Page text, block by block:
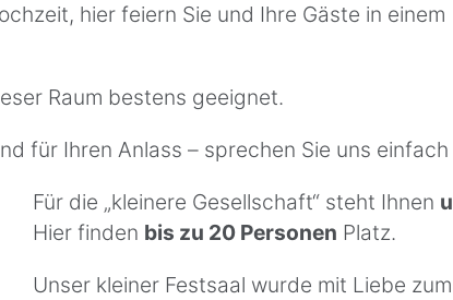
hier feiern Sie und Ihre Gäste in einem
Raum bestens geeignet.
für Ihren Anlass – sprechen Sie uns einfach
Für die „kleinere Gesellschaft“ steht Ihnen
Hier finden bis zu 20 Personen Platz.
Unser kleiner Festsaal wurde mit Liebe